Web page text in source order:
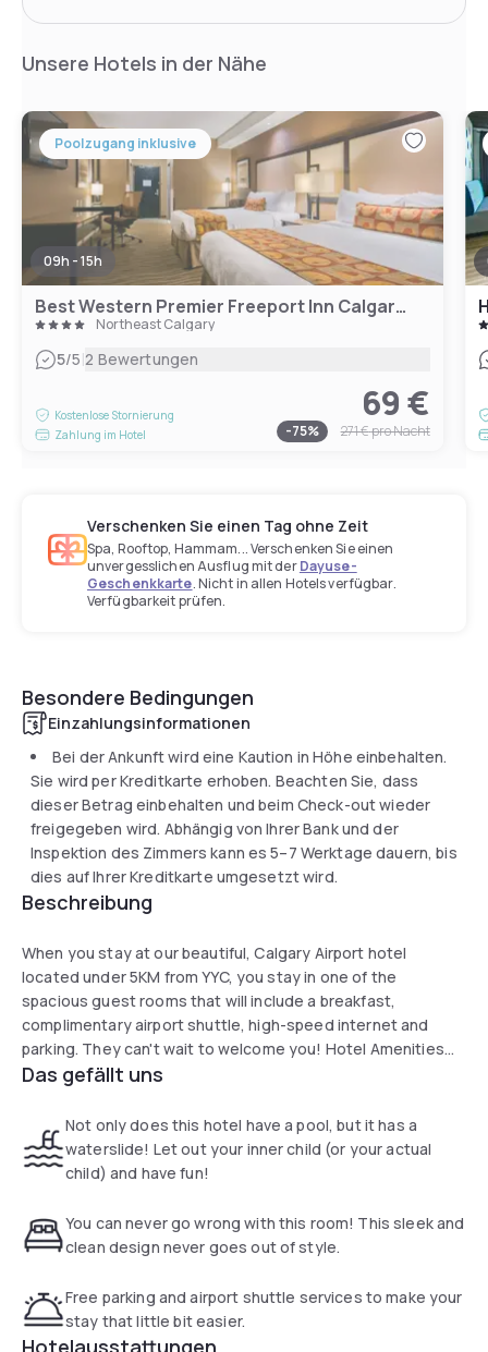
Unsere Hotels in der Nähe
Poolzugang inklusive
09h - 15h
Best Western Premier Freeport Inn Calgary Airport
Northeast Calgary
5/5|2 Bewertungen
Kostenlose Stornierung
Zahlung im Hotel
69 €
-75% 271 €pro Nacht
Verschenken Sie einen Tag ohne Zeit
Spa, Rooftop, Hammam... Verschenken Sie einen
unvergesslichen Ausflug mit derDayuse-
Geschenkkarte. Nicht in allen Hotels verfügbar.
Verfügbarkeit prüfen.
Besondere Bedingungen
Einzahlungsinformationen
Bei der Ankunft wird eine Kaution in Höhe einbehalten.
Sie wird per Kreditkarte erhoben. Beachten Sie, dass
dieser Betrag einbehalten und beim Check-out wieder
freigegeben wird. Abhängig von Ihrer Bank und der
Inspektion des Zimmers kann es 5–7 Werktage dauern, bis
dies auf Ihrer Kreditkarte umgesetzt wird.
Beschreibung
When you stay at our beautiful, Calgary Airport hotel
located under 5KM from YYC, you stay in one of the
spacious guest rooms that will include a breakfast,
complimentary airport shuttle, high-speed internet and
parking. They can't wait to welcome you! Hotel Amenities
include Self-serve pay in house laundry facility, Wheelchair
Fitness Center, 24 Hour Business center with computer
station and printer, Complimentary Breakfast ,
Complimentary Airport shuttle Complimentary High-Speed
room participants Fridge, Keurig Coffee Machine, Flat
Screen T.V, and Microwave in each room.
Das gefällt uns
Not only does this hotel have a pool, but it has a
waterslide! Let out your inner child (or your actual
child) and have fun!
You can never go wrong with this room! This sleek and
clean design never goes out of style.
Free parking and airport shuttle services to make your
stay that little bit easier.
Hotelausstattungen